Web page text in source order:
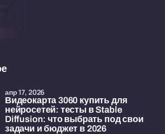
Видеокарта 3060 купить для
нейросетей: тесты в Stable
Diffusion: что выбрать под свои
задачи и бюджет в 2026
апр 17, 2026